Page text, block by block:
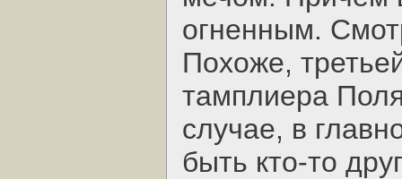
огненным.
Похоже,
тамплиера
случае, в
быть кто-то